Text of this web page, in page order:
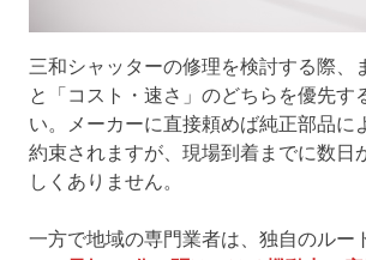
三和シャッターの修理を検討する際、
と「コスト・速さ」のどちらを優先す
い。メーカーに直接頼めば純正部品に
約束されますが、現場到着までに数日
しくありません。
一方で地域の専門業者は、独自のルー